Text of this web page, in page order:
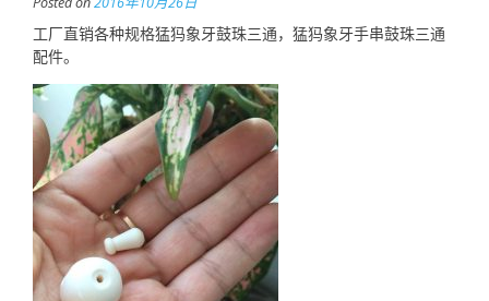
工厂直销各种规格猛犸象牙鼓珠三通，猛犸象牙手串鼓珠三通
配件。